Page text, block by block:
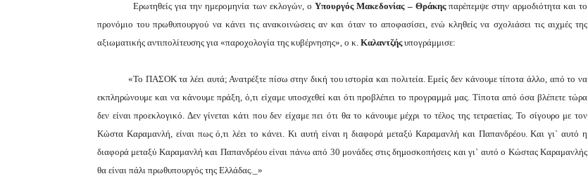
Ερωτηθείς για την ημερομηνία των εκλογών, οΥπουργός Μακεδονίας – Θράκηςπαρέπεμψε στην αρμοδιότητα και το
προνόμιο του πρωθυπουργού να κάνει τις ανακοινώσεις αν και όταν το αποφασίσει, ενώ κληθείς να σχολιάσει τις αιχμές της
αξιωματικής αντιπολίτευσης για «παροχολογία της κυβέρνησης», ο κ. Καλαντζήςυπογράμμισε:
«Το ΠΑΣΟΚ τα λέει αυτά; Ανατρέξτε πίσω στην δική του ιστορία και πολιτεία. Εμείς δεν κάνουμε τίποτα άλλο, από το να
εκπληρώνουμε και να κάνουμε πράξη, ό,τι είχαμε υποσχεθεί και ότι προβλέπει το προγραμμά μας. Τίποτα από όσα βλέπετε τώρα
δεν είναι προεκλογικό. Δεν γίνεται κάτι που δεν είχαμε πει ότι θα το κάνουμε μέχρι το τέλος της τετραετίας. Το σίγουρο με τον
Κώστα Καραμανλή, είναι πως ό,τι λέει το κάνει. Κι αυτή είναι η διαφορά μεταξύ Καραμανλή και Παπανδρέου. Και γι` αυτό η
διαφορά μεταξύ Καραμανλή και Παπανδρέου είναι πάνω από 30 μονάδες στις δημοσκοπήσεις και γι` αυτό ο Κώστας Καραμανλής
θα είναι πάλι πρωθυπουργός της Ελλάδας._»